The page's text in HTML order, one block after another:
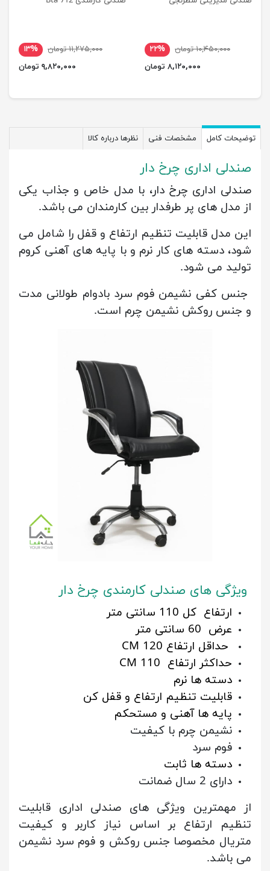
۱۰,۴۵۰,۰۰۰ تومان
۲۲%
۸,۱۲۰,۰۰۰ تومان
۱۱,۲۷۵,۰۰۰ تومان
۱۳%
۹,۸۲۰,۰۰۰ تومان
توضیحات کامل مشخصات فنی نظرها درباره کالا
صندلی اداری چرخ دار
صندلی اداری چرخ دار، با مدل خاص و جذاب یکی
از مدل های پر طرفدار بین کارمندان می باشد.
این مدل قابلیت تنظیم ارتفاع و قفل را شامل می
شود، دسته های کار نرم و با پایه های آهنی کروم
تولید می شود.
جنس کفی نشیمن فوم سرد بادوام طولانی مدت
و جنس روکش نشیمن چرم است.
ویژگی های صندلی کارمندی چرخ دار
ارتفاع کل 110 سانتی متر
عرض 60 سانتی متر
حداقل ارتفاع 120 CM
حداکثر ارتفاع 110 CM
دسته ها نرم
قابلیت تنظیم ارتفاع و قفل کن
پایه ها آهنی و مستحکم
نشیمن چرم با کیفیت
فوم سرد
دسته ها ثابت
دارای 2 سال ضمانت
از مهمترین ویژگی های صندلی اداری قابلیت
تنظیم ارتفاع بر اساس نیاز کاربر و کیفیت
متریال مخصوصا جنس روکش و فوم سرد نشیمن
می باشد.